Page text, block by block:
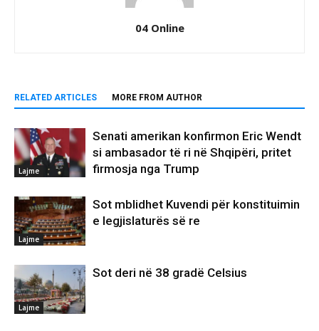
04 Online
RELATED ARTICLES MORE FROM AUTHOR
Lajme
Senati amerikan konfirmon Eric Wendt
si ambasador të ri në Shqipëri, pritet
firmosja nga Trump
Lajme
Sot mblidhet Kuvendi për konstituimin
e legjislaturës së re
Lajme
Sot deri në 38 gradë Celsius